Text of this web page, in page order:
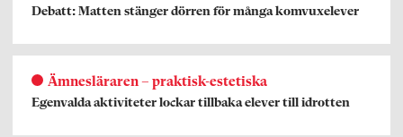
Debatt: Matten stänger dörren för många komvuxelever
Ämnesläraren – praktisk-estetiska
Egenvalda aktiviteter lockar tillbaka elever till idrotten